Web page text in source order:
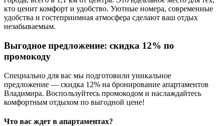
кто ценит комфорт и удобство. Уютные номера, современные
удобства и гостеприимная атмосфера сделают ваш отдых
незабываемым.
Выгодное предложение: скидка 12% по
промокоду
Специально для вас мы подготовили уникальное
предложение — скидка 12% на бронирование апартаментов
Владимира. Воспользуйтесь промокодом и наслаждайтесь
комфортным отдыхом по выгодной цене!
Что вас ждет в апартаментах?